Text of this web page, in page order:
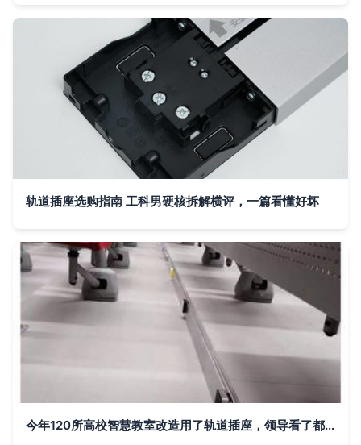
轨道插座选购指南 工科男硬核拆解横评，一篇看懂好坏
今年120所高校智慧教室改造用了轨道插座，领导看了都点赞！